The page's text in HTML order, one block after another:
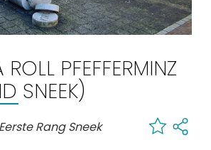
Seiten:
PFEFFERMINZ
SNEEK)
Rang Sneek